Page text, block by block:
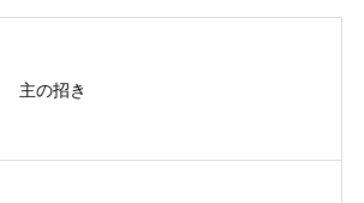
主の招き